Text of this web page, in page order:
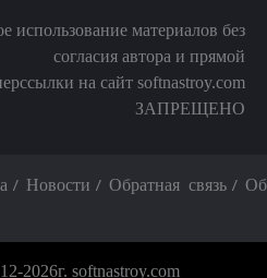
использование материалов без
согласия автора и прямой
на сайт softnastroy.com
ЗАПРЕЩЕНО
Новости Обратная связь
Об
2026г. softnastroy.com